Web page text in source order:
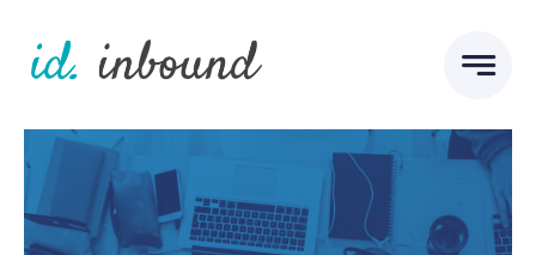
content